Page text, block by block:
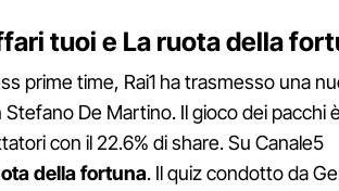
tuoi e La ruota della
prime time, Rai1 ha trasmesso una
Stefano De Martino. Il gioco dei pacchi
con il 22.6% di share. Su Canale5
della fortuna. Il quiz condotto da